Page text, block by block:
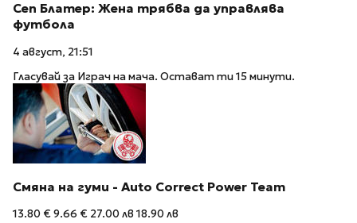
Сеп Блатер: Жена трябва да управлява
футбола
4 август, 21:51
Гласувай за Играч на мача. Остават ти 15 минути.
Смяна на гуми - Auto Correct Power Теаm
13.80 €9.66 € 27.00 лв 18.90 лв